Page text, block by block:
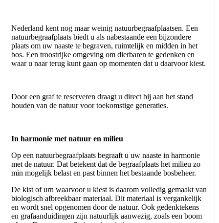
Nederland kent nog maar weinig natuurbegraafplaatsen. Een
natuurbegraafplaats biedt u als nabestaande een bijzondere
plaats om uw naaste te begraven, ruimtelijk en midden in het
bos. Een troostrijke omgeving om dierbaren te gedenken en
waar u naar terug kunt gaan op momenten dat u daarvoor kiest.
Door een graf te reserveren draagt u direct bij aan het stand
houden van de natuur voor toekomstige generaties.
In harmonie met natuur en milieu
Op een natuurbegraafplaats begraaft u uw naaste in harmonie
met de natuur. Dat betekent dat de begraafplaats het milieu zo
min mogelijk belast en past binnen het bestaande bosbeheer.
De kist of urn waarvoor u kiest is daarom volledig gemaakt van
biologisch afbreekbaar materiaal. Dit materiaal is vergankelijk
en wordt snel opgenomen door de natuur. Ook gedenktekens
en grafaanduidingen zijn natuurlijk aanwezig, zoals een boom